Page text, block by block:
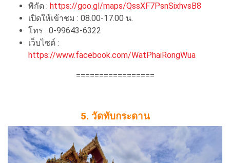
พิกัด : https://goo.gl/maps/QssXF7PsnSixhvsB8
เปิดให้เข้าชม : 08.00-17.00 น.
โทร : 0-99643-6322
เว็บไซต์ :
https://www.facebook.com/WatPhaiRongWua
=================
5. วัดทับกระดาน